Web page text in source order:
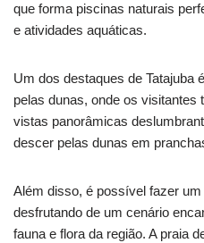
que forma piscinas naturais
e atividades aquáticas.
Um dos destaques de Tatajuba
pelas dunas, onde os visitantes
vistas panorâmicas
descer pelas dunas em
Além disso, é possível fazer
desfrutando de um cenário
fauna e flora da região. A praia